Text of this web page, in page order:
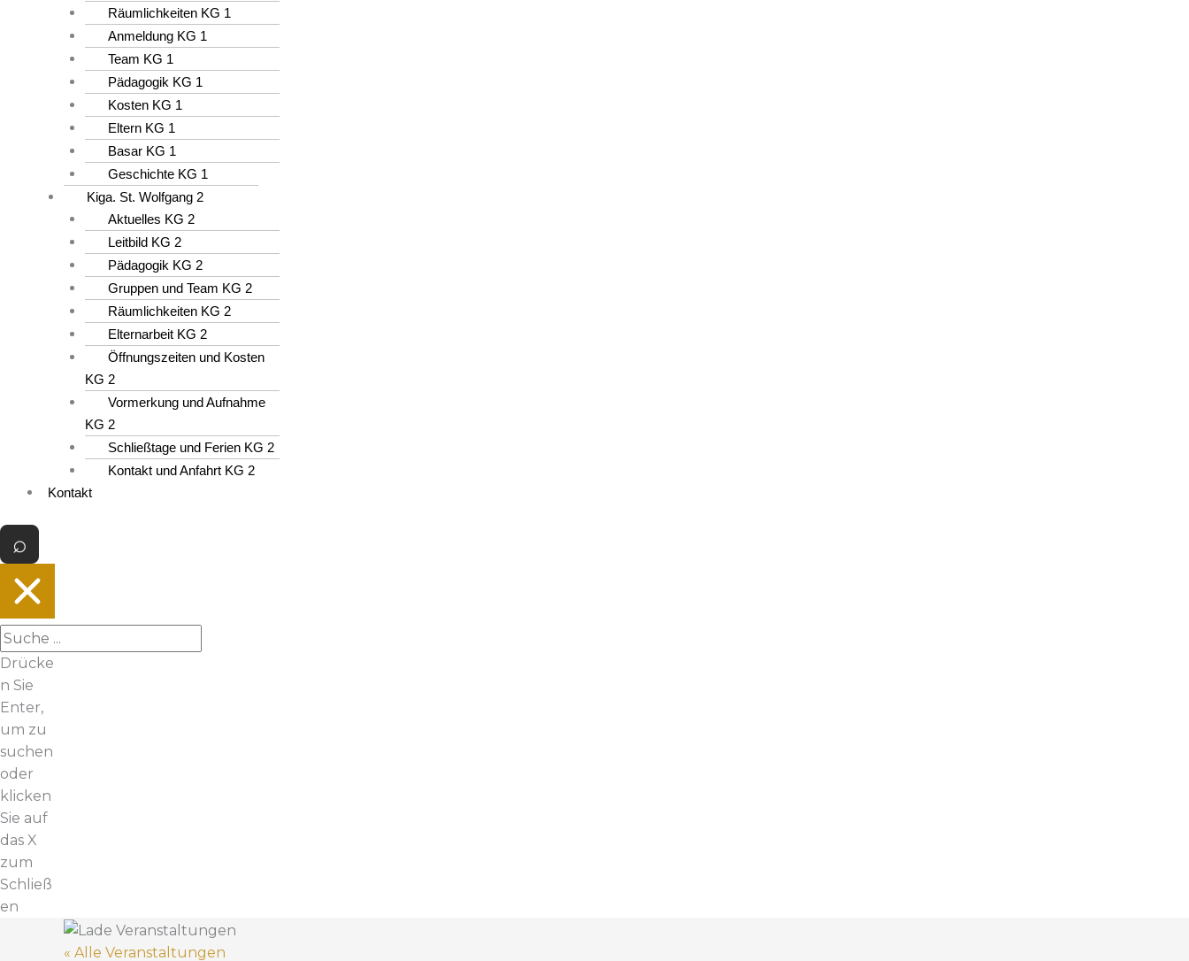
Räumlichkeiten KG 1
Anmeldung KG 1
Team KG 1
Pädagogik KG 1
Kosten KG 1
Eltern KG 1
Basar KG 1
Geschichte KG 1
Kiga. St. Wolfgang 2
Aktuelles KG 2
Leitbild KG 2
Pädagogik KG 2
Gruppen und Team KG 2
Räumlichkeiten KG 2
Elternarbeit KG 2
Öffnungszeiten und Kosten
KG 2
Vormerkung und Aufnahme
KG 2
Schließtage und Ferien KG 2
Kontakt und Anfahrt KG 2
Kontakt
Drücke
n Sie
Enter,
um zu
suchen
oder
klicken
Sie auf
das X
zum
Schließ
en
« Alle Veranstaltungen